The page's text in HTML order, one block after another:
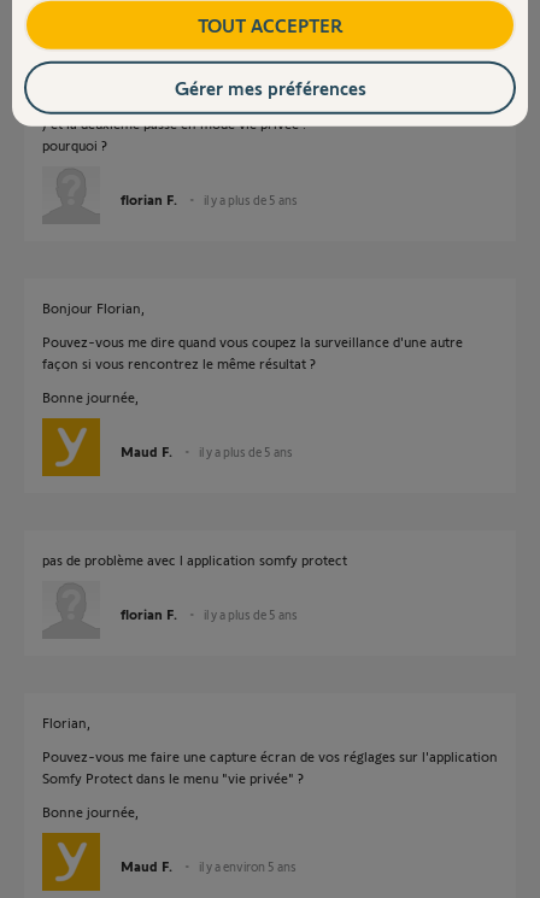
quand 2 cameras sont installé , quand on coupe la surveillance avec la
tahoma, la premiere desactive la surveillance ( mais continue a regarder
) et la deuxieme passe en mode vie privée .
pourquoi ?
florian F. il y a plus de 5 ans
Bonjour Florian,
Pouvez-vous me dire quand vous coupez la surveillance d'une autre
façon si vous rencontrez le même résultat ?
Bonne journée,
Maud F. il y a plus de 5 ans
pas de problème avec l application somfy protect
florian F. il y a plus de 5 ans
Florian,
Pouvez-vous me faire une capture écran de vos réglages sur l'application
Somfy Protect dans le menu "vie privée" ?
Bonne journée,
Maud F. il y a environ 5 ans
TOUT ACCEPTER
Gérer mes préférences